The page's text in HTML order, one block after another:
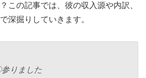
この記事では、彼の収入源や内訳、
深掘りしていきます。
りました